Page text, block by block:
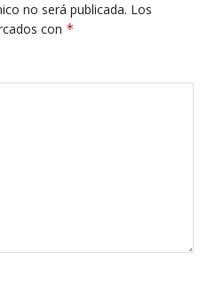
no será publicada. Los
con *